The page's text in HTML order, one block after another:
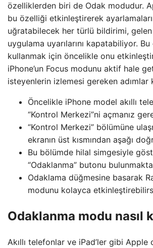
özelliklerden biri de Odak modudur.
bu özelliği etkinleştirerek
uğratabilecek her türlü bildirimi, gelen
uygulama uyarılarını kapatabiliyor.
kullanmak için öncelikle onu
iPhone’un Focus modunu aktif hale
isteyenlerin izlemesi gereken adımlar
Öncelikle iPhone model akıllı
“Kontrol Merkezi”ni açmanız
“Kontrol Merkezi” bölümüne
ekranın üst kısmından aşağı
Bu bölümde hilal simgesiyle
“Odaklanma” butonu
Odaklama düğmesine basarak
modunu kolayca
Odaklanma modu nasıl
Akıllı telefonlar ve iPad’ler gibi Apple